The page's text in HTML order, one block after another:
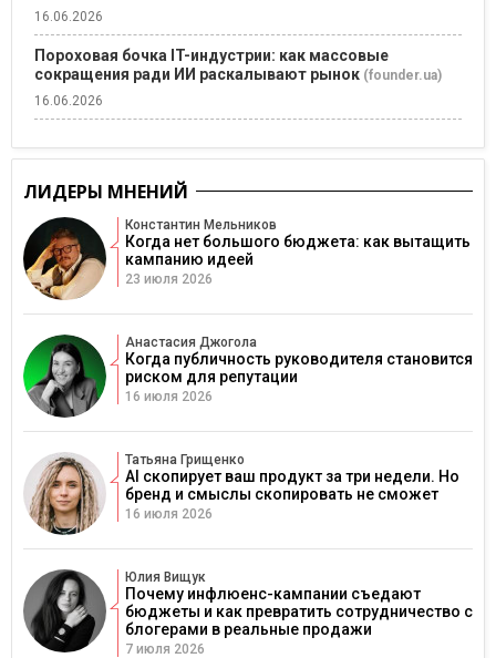
16.06.2026
Пороховая бочка IT-индустрии: как массовые
сокращения ради ИИ раскалывают рынок (founder.ua)
16.06.2026
ЛИДЕРЫ МНЕНИЙ
Константин Мельников
Когда нет большого бюджета: как вытащить
кампанию идеей
23 июля 2026
Анастасия Джогола
Когда публичность руководителя становится
риском для репутации
16 июля 2026
Татьяна Грищенко
AI скопирует ваш продукт за три недели. Но
бренд и смыслы скопировать не сможет
16 июля 2026
Юлия Вищук
Почему инфлюенс-кампании съедают
бюджеты и как превратить сотрудничество с
блогерами в реальные продажи
7 июля 2026